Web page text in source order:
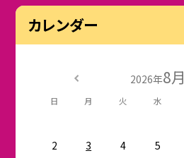
カレンダー
2026年8月
日 月 火 水
2
3 4 5